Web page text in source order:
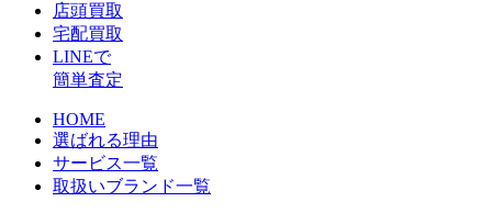
店頭買取
宅配買取
LINEで
簡単査定
HOME
選ばれる理由
サービス一覧
取扱いブランド一覧